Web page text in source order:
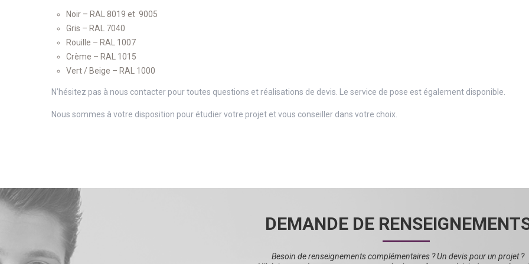
Noir – RAL 8019 et 9005
Gris – RAL 7040
Rouille – RAL 1007
Crème – RAL 1015
Vert / Beige – RAL 1000
N’hésitez pas à nous contacter pour toutes questions et réalisations de devis. Le service de pose est également disponible.
Nous sommes à votre disposition pour étudier votre projet et vous conseiller dans votre choix.
DEMANDE DE
Besoin de renseignements complémentaires ? Un devis pour un projet ?